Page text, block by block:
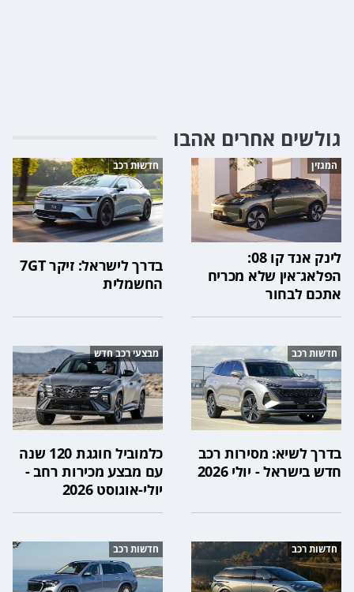
גולשים אחרים אהבו
המגזין
לינק אנד קו 08:
הפלאג־אין שלא מכריח
אתכם לבחור
חדשות רכב
בדרך לישראל: זיקר 7GT
החשמלית
חדשות רכב
בדרך לשיא: מסירות רכב
חדש בישראל - יולי 2026
מבצעי רכב חדש
כלמוביל חוגגת 120 שנה
עם מבצע מכירות רחב -
יולי-אוגוסט 2026
חדשות רכב חדשות רכב